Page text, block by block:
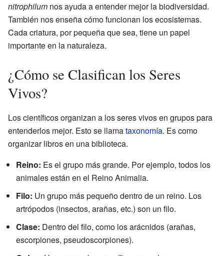
nitrophilum nos ayuda a entender mejor la biodiversidad.
También nos enseña cómo funcionan los ecosistemas.
Cada criatura, por pequeña que sea, tiene un papel
importante en la naturaleza.
¿Cómo se Clasifican los Seres
Vivos?
Los científicos organizan a los seres vivos en grupos para
entenderlos mejor. Esto se llamataxonomía. Es como
organizar libros en una biblioteca.
Reino: Es el grupo más grande. Por ejemplo, todos los
animales están en el Reino Animalia.
Filo: Un grupo más pequeño dentro de un reino. Los
artrópodos (insectos, arañas, etc.) son un filo.
Clase: Dentro del filo, como los arácnidos (arañas,
escorpiones, pseudoscorpiones).